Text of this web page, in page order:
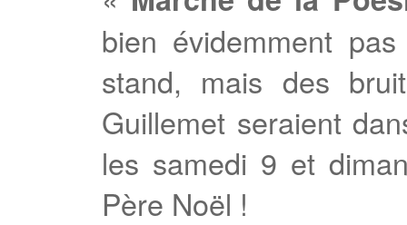
bien évidemment
stand, mais des
Guillemet seraient
les samedi 9 et
Père Noël !